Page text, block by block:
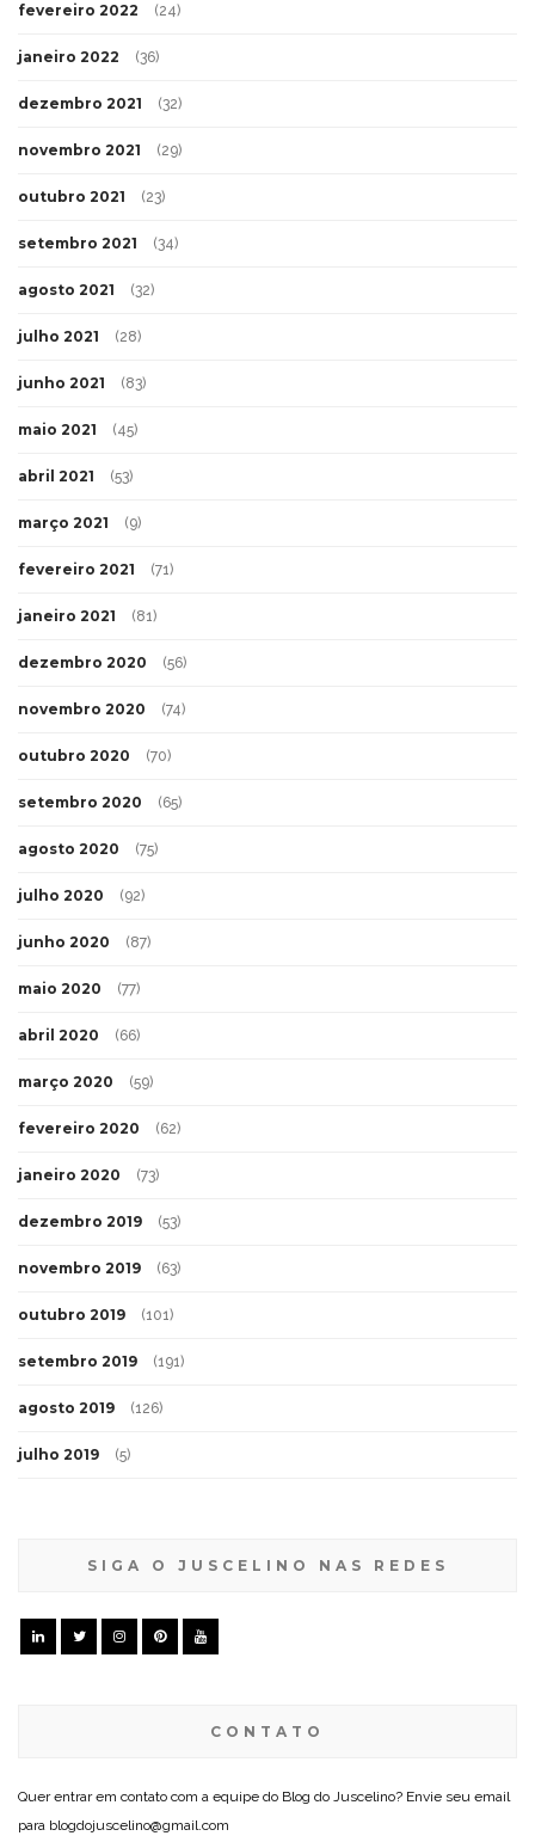
fevereiro 2022 (24)
janeiro 2022 (36)
dezembro 2021 (32)
novembro 2021 (29)
outubro 2021 (23)
setembro 2021 (34)
agosto 2021 (32)
julho 2021 (28)
junho 2021 (83)
maio 2021 (45)
abril 2021 (53)
março 2021 (9)
fevereiro 2021 (71)
janeiro 2021 (81)
dezembro 2020 (56)
novembro 2020 (74)
outubro 2020 (70)
setembro 2020 (65)
agosto 2020 (75)
julho 2020 (92)
junho 2020 (87)
maio 2020 (77)
abril 2020 (66)
março 2020 (59)
fevereiro 2020 (62)
janeiro 2020 (73)
dezembro 2019 (53)
novembro 2019 (63)
outubro 2019 (101)
setembro 2019 (191)
agosto 2019 (126)
julho 2019 (5)
SIGA O JUSCELINO NAS REDES
CONTATO
Quer entrar em contato com a equipe do Blog do Juscelino? Envie seu email
para blogdojuscelino@gmail.com